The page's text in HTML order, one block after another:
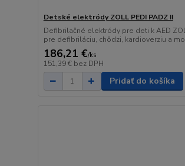
Detské elektródy ZOLL PEDI PADZ II
Defibrilačné elektródy pre deti k AED
pre defibriláciu, chôdzi, kardioverziu a
186,21 €/ks
151,39 € bez DPH
Pridať do košíka